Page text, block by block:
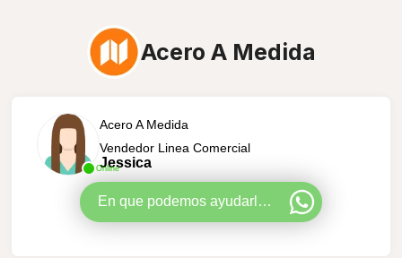
Acero A Medida
Online
Acero A Medida
Vendedor Linea Comercial
Jessica
En que podemos ayudarle?